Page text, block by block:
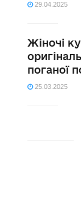
29.04.2025
Жіночі
поганої
25.03.2025